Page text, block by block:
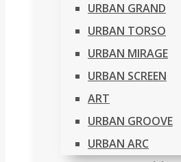
URBAN GRAND
URBAN TORSO
URBAN MIRAGE
URBAN SCREEN
ART
URBAN GROOVE
URBAN ARC